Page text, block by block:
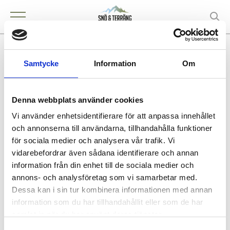
Samtycke Information Om
Denna webbplats använder cookies
Vi använder enhetsidentifierare för att anpassa innehållet
och annonserna till användarna, tillhandahålla funktioner
för sociala medier och analysera vår trafik. Vi
vidarebefordrar även sådana identifierare och annan
information från din enhet till de sociala medier och
annons- och analysföretag som vi samarbetar med.
Dessa kan i sin tur kombinera informationen med annan
information som du har tillhandahållit eller som de har
Sundahls Maskinaffär
AB,Karlstrona
KONTAKT
Karlskrona
Köpa och äga terrängfordon
Köpa och äga terrängfordon